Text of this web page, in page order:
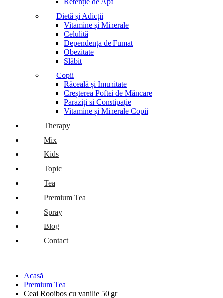
Retenție de Apă
Dietă și Adicții
Vitamine și Minerale
Celulită
Dependența de Fumat
Obezitate
Slăbit
Copii
Răceală și Imunitate
Creșterea Poftei de Mâncare
Paraziți si Constipație
Vitamine și Minerale Copii
Therapy
Mix
Kids
Topic
Tea
Premium Tea
Spray
Blog
Contact
Acasă
Premium Tea
Ceai Rooibos cu vanilie 50 gr